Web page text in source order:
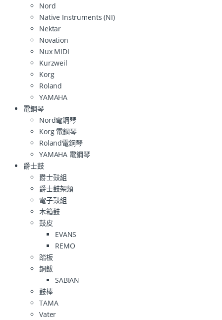
Nord
Native Instruments (NI)
Nektar
Novation
Nux MIDI
Kurzweil
Korg
Roland
YAMAHA
電鋼琴
Nord電鋼琴
Korg 電鋼琴
Roland電鋼琴
YAMAHA 電鋼琴
爵士鼓
爵士鼓組
爵士鼓架類
電子鼓組
木箱鼓
鼓皮
EVANS
REMO
踏板
銅鈸
SABIAN
鼓棒
TAMA
Vater